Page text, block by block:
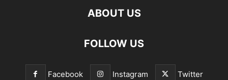
ABOUT US
FOLLOW US
Facebook Instagram Twitter